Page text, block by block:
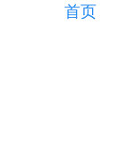
首页